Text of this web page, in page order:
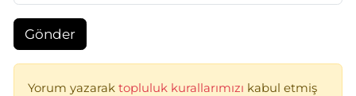
Gönder
Yorum yazarak topluluk kurallarımızı kabul etmiş